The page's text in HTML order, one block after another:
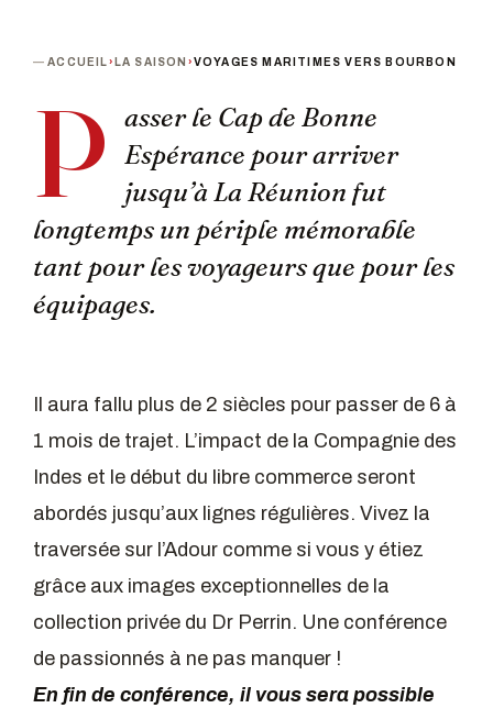
ACCUEIL› LA SAISON ›VOYAGES MARITIMES VERS BOURBON
P
asser le Cap de Bonne
Espérance pour arriver
jusqu’à La Réunion fut
longtemps un périple mémorable
tant pour les voyageurs que pour les
équipages.
Il aura fallu plus de 2 siècles pour passer de 6 à
1 mois de trajet. L’impact de la Compagnie des
Indes et le début du libre commerce seront
abordés jusqu’aux lignes régulières. Vivez la
traversée sur l’Adour comme si vous y étiez
grâce aux images exceptionnelles de la
collection privée du Dr Perrin. Une conférence
de passionnés à ne pas manquer !
En fin de conférence, il vous sera possible